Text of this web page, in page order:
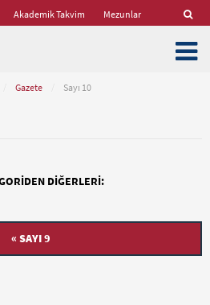
Akademik Takvim Mezunlar
Gazete Sayı 10
DIĞERLERI:
« SAYI 9